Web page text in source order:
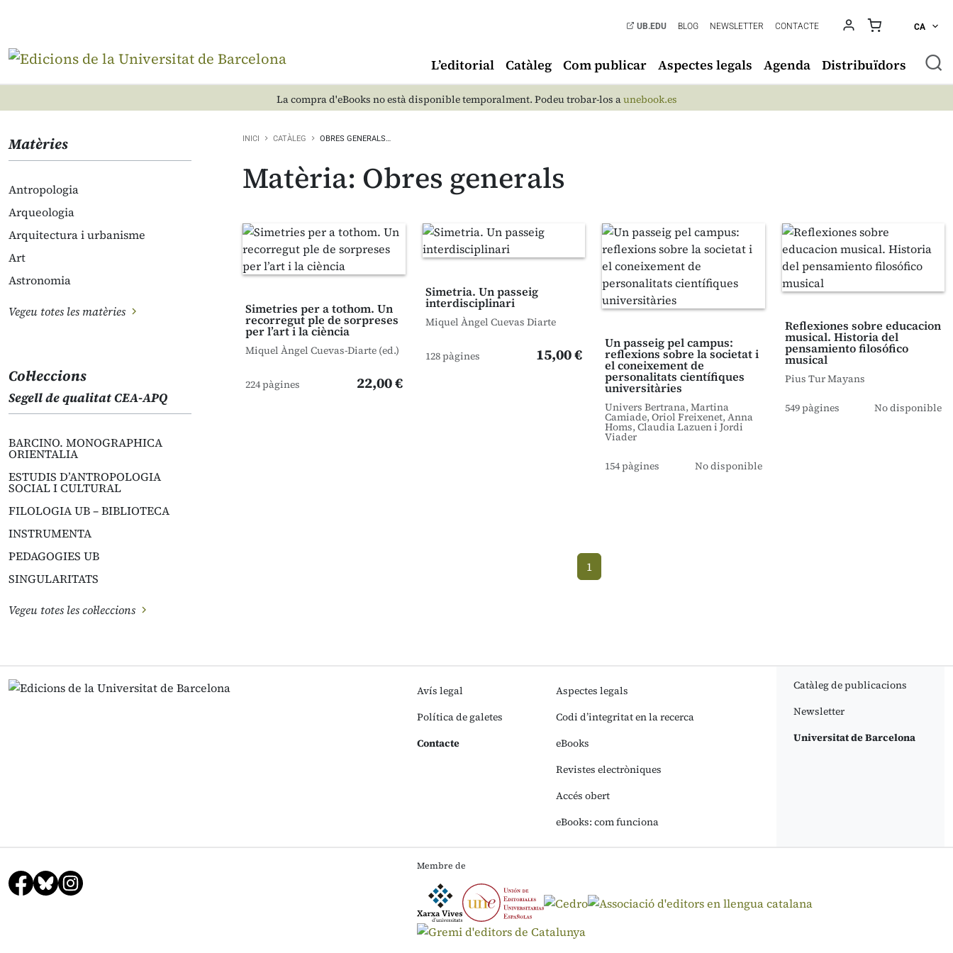
UB.EDU BLOG NEWSLETTER CONTACTE CA
L’editorial Catàleg Com publicar Aspectes legals Agenda Distribuïdors
La compra d'eBooks no està disponible temporalment. Podeu trobar-los aunebook.es
Matèries
Antropologia
Arqueologia
Arquitectura i urbanisme
Art
Astronomia
Vegeu totes les matèries
Col·leccions
Segell de qualitat CEA-APQ
BARCINO. MONOGRAPHICA
ORIENTALIA
ESTUDIS D’ANTROPOLOGIA
SOCIAL I CULTURAL
FILOLOGIA UB – BIBLIOTECA
INSTRUMENTA
PEDAGOGIES UB
SINGULARITATS
Vegeu totes les col·leccions
INICI CATÀLEG OBRES GENERALS…
Matèria: Obres generals
Simetries per a tothom. Un
recorregut ple de sorpreses
per l’art i la ciència
Miquel Àngel Cuevas-Diarte (ed.)
224 pàgines 22,00 €
Simetria. Un passeig
interdisciplinari
Miquel Àngel Cuevas Diarte
128 pàgines 15,00 €
Un passeig pel campus:
reflexions sobre la societat i
el coneixement de
personalitats científiques
universitàries
Univers Bertrana, Martina
Camiade, Oriol Freixenet, Anna
Homs, Claudia Lazuen i Jordi
Viader
154 pàgines No disponible
Reflexiones sobre educacion
musical. Historia del
pensamiento filosófico
musical
Pius Tur Mayans
549 pàgines No disponible
1
Avís legal
Política de galetes
Contacte
Aspectes legals
Codi d’integritat en la recerca
eBooks
Revistes electròniques
Accés obert
eBooks: com funciona
Catàleg de publicacions
Newsletter
Universitat de Barcelona
Membre de